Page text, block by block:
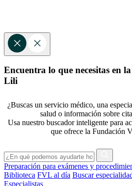
Encuentra lo que necesitas en
Lili
¿Buscas un servicio médico, una
salud o información sobre
Usa nuestro buscador inteligente para
que ofrece la Fundación
Preparación para exámenes y
Biblioteca FVL al día Buscar
Especialistas